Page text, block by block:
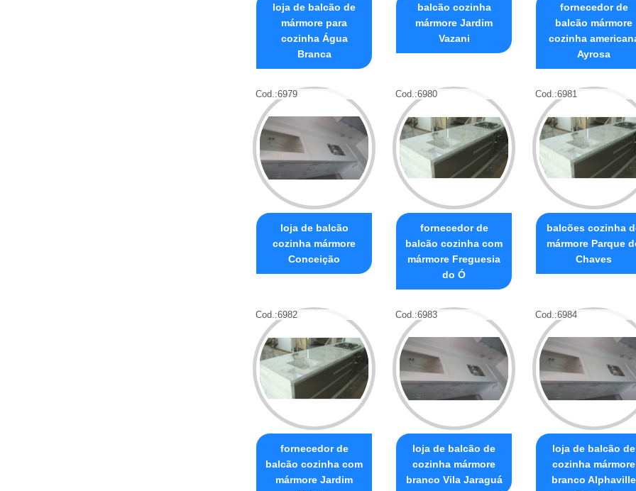
loja de balcão de
mármore para
cozinha Água
Branca
balcão cozinha
mármore Jardim
Vazani
fornecedor de
balcão mármore
cozinha
Ayrosa
Cod.:6979
loja de balcão
cozinha mármore
Conceição
Cod.:6980
fornecedor de
balcão cozinha com
mármore Freguesia
do Ó
Cod.:6981
balcões cozinha
mármore Parque
Chaves
Cod.:6982
fornecedor de
balcão cozinha com
mármore Jardim
Cod.:6983
loja de balcão de
cozinha mármore
branco Vila Jaraguá
Cod.:6984
loja de balcão de
cozinha mármore
branco Alphaville